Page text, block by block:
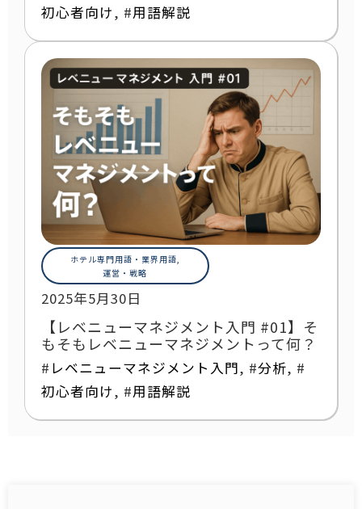
初心者向け, #用語解説
ホテル専門用語・業界用語
運営・戦略
2025年5月30日
【レベニューマネジメント入門 #01】そ
もそもレベニューマネジメントって何？
# レベニューマネジメント入門, #分析, #
初心者向け, #用語解説